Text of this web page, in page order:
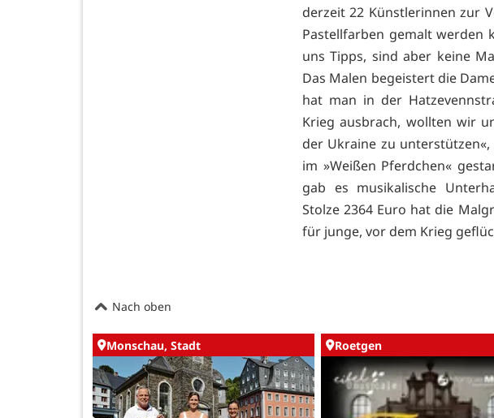
derzeit 22 Künstlerinnen zur
Pastellfarben gemalt werden
uns Tipps, sind aber keine
Das Malen begeistert die
hat man in der
Krieg ausbrach, wollten wir
der Ukraine zu
im »Weißen Pferdchen«
gab es musikalische
Stolze 2364 Euro hat die
für junge, vor dem Krieg
Nach oben
Monschau, Stadt Roetgen